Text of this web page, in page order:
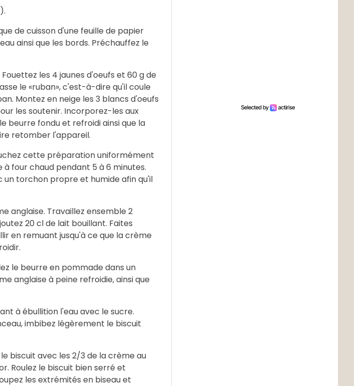
de cuisson d'une feuille de papier
ainsi que les bords. Préchauffez le
les 4 jaunes d'oeufs et 60 g de
le «ruban», c'est-à-dire qu'il coule
Montez en neige les 3 blancs d'oeufs
les soutenir. Incorporez-les aux
beurre fondu et refroidi ainsi que la
retomber l'appareil.
cette préparation uniformément
à four chaud pendant 5 à 6 minutes.
un torchon propre et humide afin qu'il
anglaise. Travaillez ensemble 2
20 cl de lait bouillant. Faites
en remuant jusqu'à ce que la crème
le beurre en pommade dans un
anglaise à peine refroidie, ainsi que
à ébullition l'eau avec le sucre.
imbibez légèrement le biscuit
biscuit avec les 2/3 de la crème au
Roulez le biscuit bien serré et
les extrémités en biseau et